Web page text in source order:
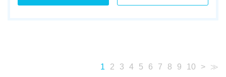
1 2 3 4 5 6 7 8 9 10 > ≫